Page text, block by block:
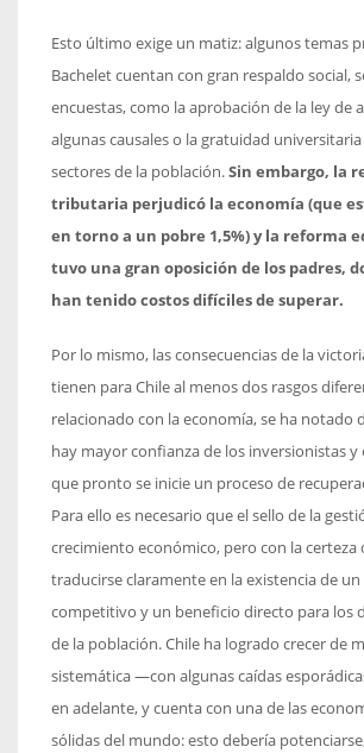
Esto último exige un matiz: algunos temas
Bachelet cuentan con gran respaldo social,
encuestas, como la aprobación de la ley de
algunas causales o la gratuidad
sectores de la población.Sin embargo, la
tributaria perjudicó la economía (que
en torno a un pobre 1,5%) y la reforma
tuvo una gran oposición de los padres,
han tenido costos difíciles de superar.
Por lo mismo, las consecuencias de la
tienen para Chile al menos dos rasgos
relacionado con la economía, se ha notado
hay mayor confianza de los inversionistas
que pronto se inicie un proceso de
Para ello es necesario que el sello de la
crecimiento económico, pero con la certeza
traducirse claramente en la existencia de
competitivo y un beneficio directo para los
de la población. Chile ha logrado crecer de
sistemática —con algunas caídas
en adelante, y cuenta con una de las
sólidas del mundo: esto debería